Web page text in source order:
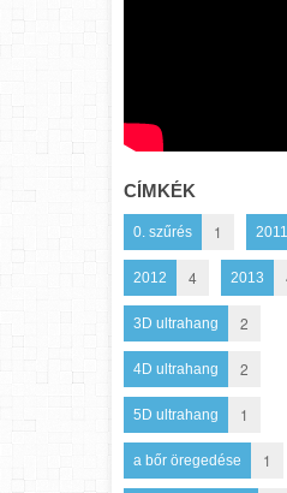
CÍMKÉK
0. szűrés 1 2011
2012 4 2013
3D ultrahang 2
4D ultrahang 2
5D ultrahang 1
a bőr öregedése 1